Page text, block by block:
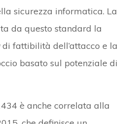
sicurezza informatica. La
da questo standard la
di fattibilità dell’attacco e la
basato sul potenziale di
è anche correlata alla